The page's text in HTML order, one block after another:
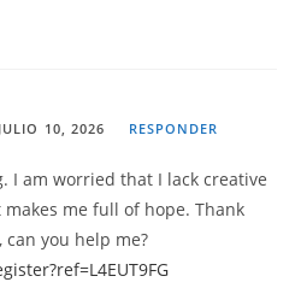
JULIO 10, 2026 RESPONDER
I am worried that I lack creative
me full of hope. Thank
can you help me?